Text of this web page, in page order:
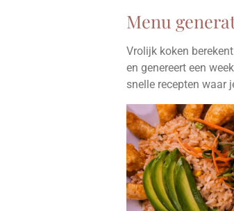
Menu
Vrolijk koken
en genereert een
snelle recepten waar